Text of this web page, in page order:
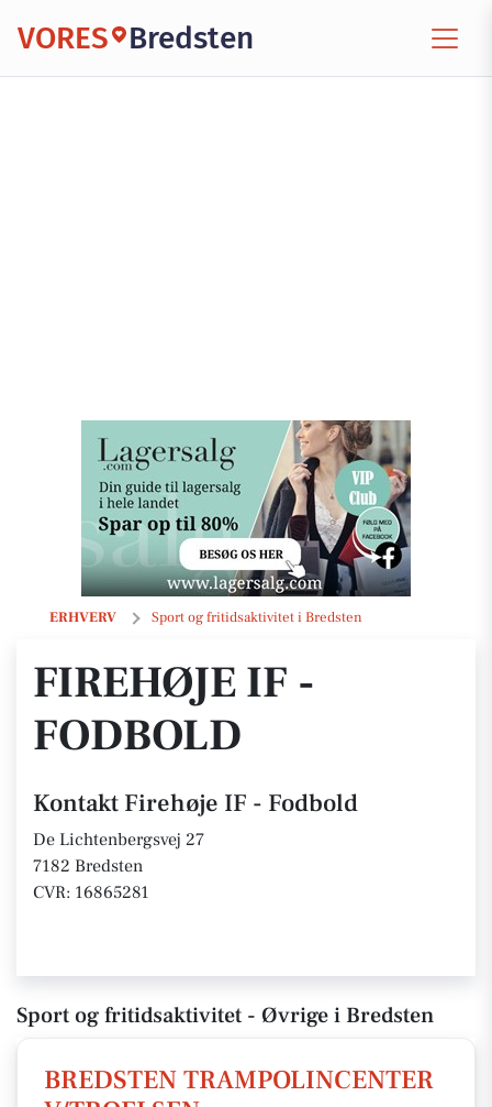
VORES Bredsten
ERHVERV Sport og fritidsaktivitet i Bredsten
Firehøje IF - Fodbold
FIREHØJE IF -
FODBOLD
Kontakt Firehøje IF - Fodbold
De Lichtenbergsvej 27
7182 Bredsten
CVR: 16865281
Sport og fritidsaktivitet - Øvrige i Bredsten
BREDSTEN TRAMPOLINCENTER